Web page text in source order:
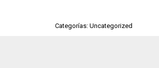
Categorías: Uncategorized